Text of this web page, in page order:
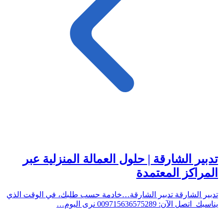
تدبير الشارقة | حلول العمالة المنزلية عبر
المراكز المعتمدة
تدبير الشارقة تدبير الشارقة…خادمة حسب طلبك، في الوقت الذي
يناسبك اتصل الآن: 009715636575289 نرى اليوم…